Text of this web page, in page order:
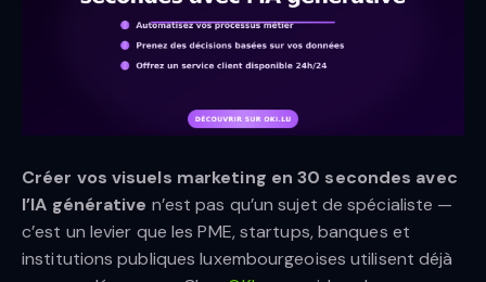
Créer vos visuels marketing en 30 secondes avec
l’IA générative n’est pas qu’un sujet de spécialiste —
c’est un levier que les PME, startups, banques et
institutions publiques luxembourgeoises utilisent déjà